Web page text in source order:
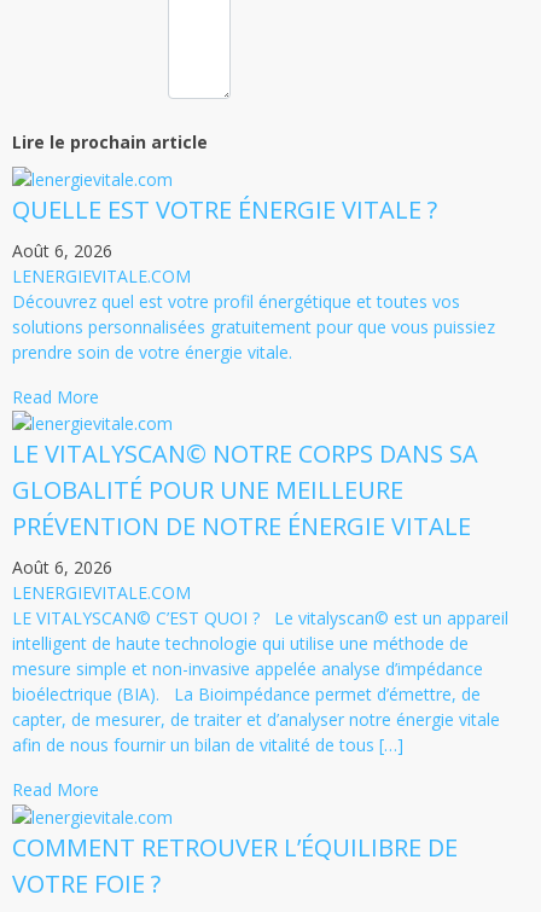
Lire le prochain article
QUELLE EST VOTRE ÉNERGIE VITALE ?
Août 6, 2026
LENERGIEVITALE.COM
Découvrez quel est votre profil énergétique et toutes vos
solutions personnalisées gratuitement pour que vous puissiez
prendre soin de votre énergie vitale.
Read More
LE VITALYSCAN© NOTRE CORPS DANS SA
GLOBALITÉ POUR UNE MEILLEURE
PRÉVENTION DE NOTRE ÉNERGIE VITALE
Août 6, 2026
LENERGIEVITALE.COM
LE VITALYSCAN© C’EST QUOI ? Le vitalyscan© est un appareil
intelligent de haute technologie qui utilise une méthode de
mesure simple et non-invasive appelée analyse d’impédance
bioélectrique (BIA). La Bioimpédance permet d’émettre, de
capter, de mesurer, de traiter et d’analyser notre énergie vitale
afin de nous fournir un bilan de vitalité de tous […]
Read More
COMMENT RETROUVER L’ÉQUILIBRE DE
VOTRE FOIE ?